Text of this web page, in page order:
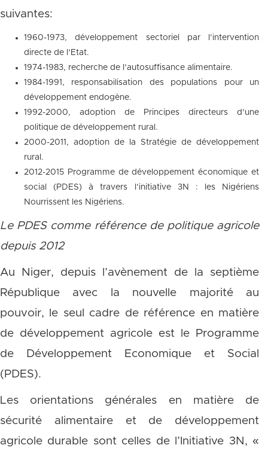
suivantes:
1960-1973, développement sectoriel par l’intervention
directe de l’Etat.
1974-1983, recherche de l’autosuffisance alimentaire.
1984-1991, responsabilisation des populations pour un
développement endogène.
1992-2000, adoption de Principes directeurs d’une
politique de développement rural.
2000-2011, adoption de la Stratégie de développement
rural.
2012-2015 Programme de développement économique et
social (PDES) à travers l’initiative 3N : les Nigériens
Nourrissent les Nigériens.
Le PDES comme référence de politique agricole
depuis 2012
Au Niger, depuis l’avènement de la septième
République avec la nouvelle majorité au
pouvoir, le seul cadre de référence en matière
de développement agricole est le Programme
de Développement Economique et Social
(PDES).
Les orientations générales en matière de
sécurité alimentaire et de développement
agricole durable sont celles de l’Initiative 3N, «